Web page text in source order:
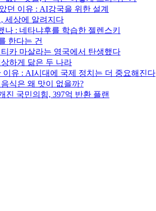
던 이유 : AI강국을 위한 설계
세상에 알려지다
: 네타냐후를 학습한 젤렌스키
한다는 건
카 마살라는 영국에서 탄생했다
하게 닮은 두 나라
유 : AI시대에 국제 정치는 더 중요해진다
식은 왜 맛이 없을까?
진 국민의힘, 397억 반환 플랜